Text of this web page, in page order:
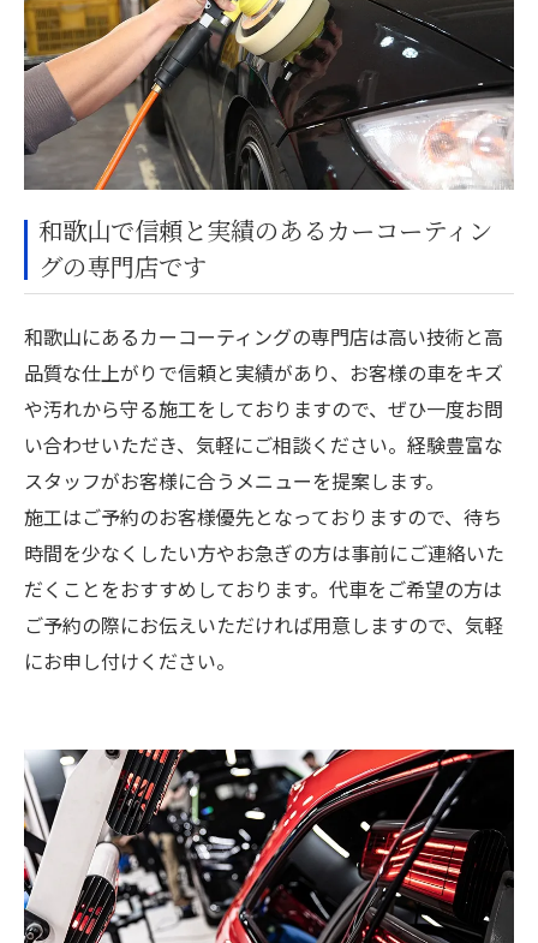
和歌山で信頼と実績のあるカーコーティン
グの専門店です
和歌山にあるカーコーティングの専門店は高い技術と高
品質な仕上がりで信頼と実績があり、お客様の車をキズ
や汚れから守る施工をしておりますので、ぜひ一度お問
い合わせいただき、気軽にご相談ください。経験豊富な
スタッフがお客様に合うメニューを提案します。
施工はご予約のお客様優先となっておりますので、待ち
時間を少なくしたい方やお急ぎの方は事前にご連絡いた
だくことをおすすめしております。代車をご希望の方は
ご予約の際にお伝えいただければ用意しますので、気軽
にお申し付けください。